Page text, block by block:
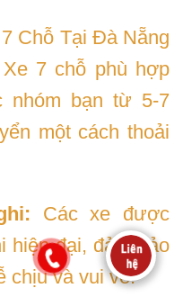
Chỗ Tại Đà Nẵng
Xe 7 chỗ phù hợp
nhóm bạn từ 5-7
một cách thoải
Các xe được
hiện đại, đảm bảo
chịu và vui vẻ.